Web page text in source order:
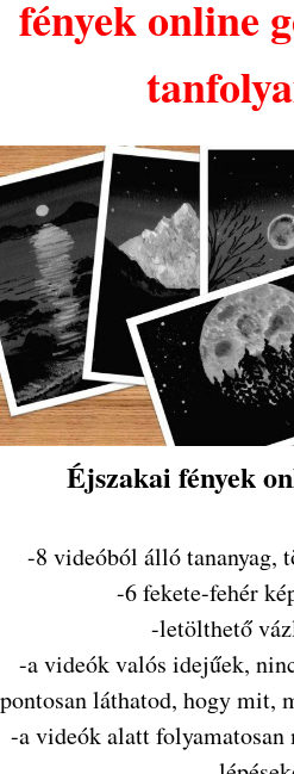
fények online
Éjszakai fények
-8 videóból álló tananyag,
-6 fekete-fehér
-letölthető
-a videók valós idejűek,
pontosan láthatod, hogy mit,
-a videók alatt folyamatosan